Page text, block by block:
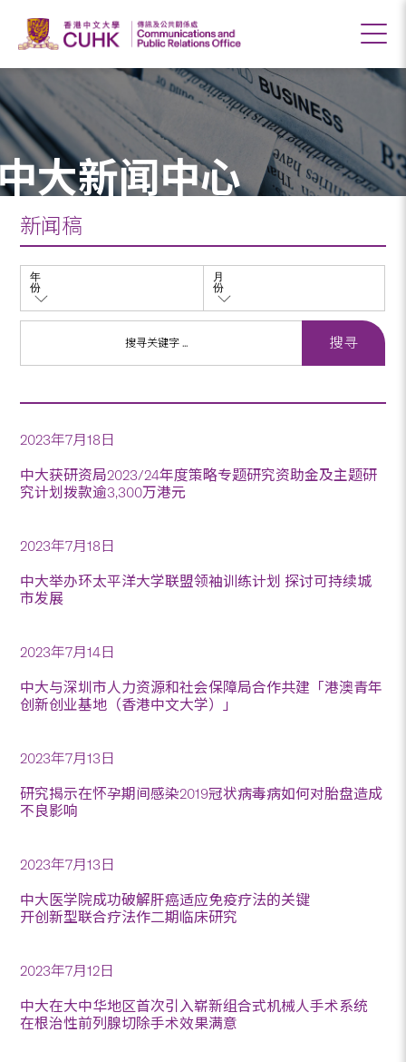
大新闻中心
新闻稿
年
份
月
份
2023年7月18日
中大获研资局2023/24年度策略专题研究资助金及主题研
究计划拨款逾3,300万港元
2023年7月18日
中大举办环太平洋大学联盟领袖训练计划 探讨可持续城
市发展
2023年7月14日
中大与深圳市人力资源和社会保障局合作共建「港澳青年
创新创业基地（香港中文大学）」
2023年7月13日
研究揭示在怀孕期间感染2019冠状病毒病如何对胎盘造成
不良影响
2023年7月13日
中大医学院成功破解肝癌适应免疫疗法的关键
开创新型联合疗法作二期临床研究
2023年7月12日
中大在大中华地区首次引入崭新组合式机械人手术系统
在根治性前列腺切除手术效果满意